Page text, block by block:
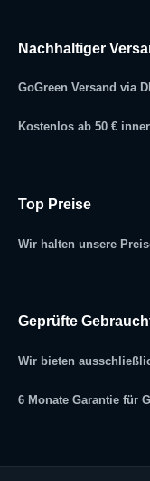
Nachhaltiger
GoGreen Versand via
Kostenlos ab 50 €
Top Preise
Wir halten unsere
Geprüfte
Wir bieten
6 Monate Garantie für